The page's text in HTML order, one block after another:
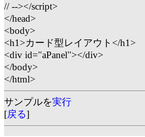
// --></script>
</head>
<body>
<h1>カード型レイアウト</h1>
<div id="aPanel"></div>
</body>
</html>
サンプルを実行
[戻る]